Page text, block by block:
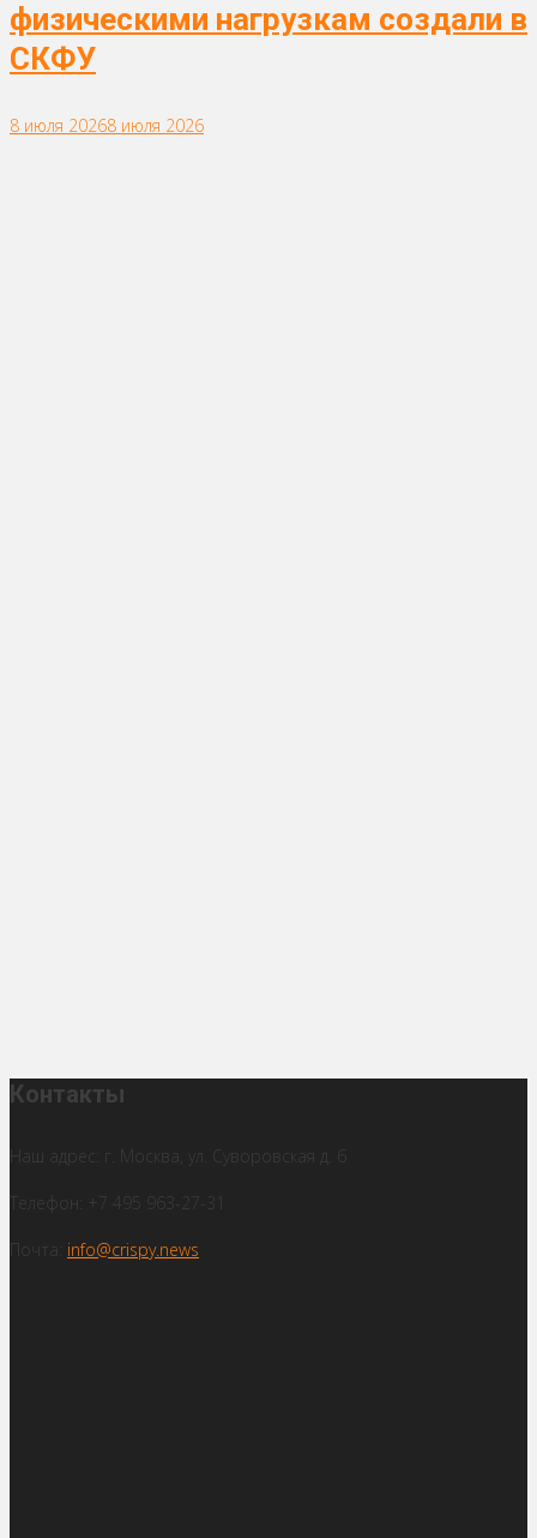
физическими нагрузкам создали в
СКФУ
8 июля 20268 июля 2026
Контакты
Наш адрес: г. Москва, ул. Суворовская д. 6
Телефон: +7 495 963-27-31
Почта: info@crispy.news